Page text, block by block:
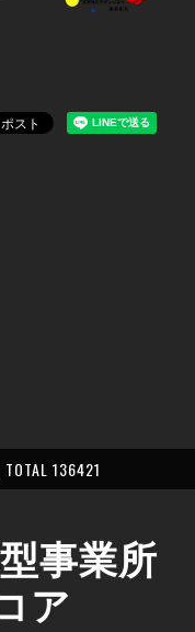
136421
事業所
ア